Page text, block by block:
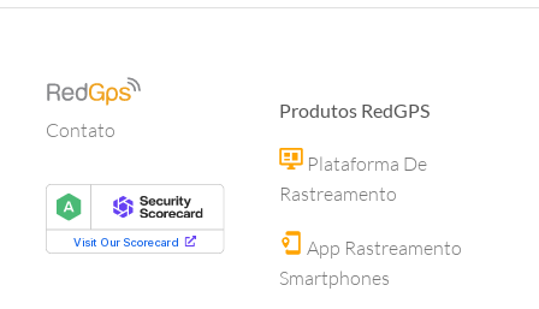
Contato
Produtos RedGPS
Plataforma De
Rastreamento
App Rastreamento
Smartphones